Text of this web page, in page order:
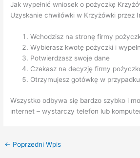
Jak wypełnić wniosek o pożyczkę
Uzyskanie chwilówki w Krzyżówki przez
Wchodzisz na stronę firmy
Wybierasz kwotę pożyczki i
Potwierdzasz swoje dane
Czekasz na decyzję firmy
Otrzymujesz gotówkę w
Wszystko odbywa się bardzo szybko i
internet – wystarczy telefon lub
← Poprzedni Wpis